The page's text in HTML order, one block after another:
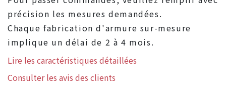
précision les mesures demandées.
Chaque fabrication d'armure sur-mesure
implique un délai de 2 à 4 mois.
Lire les caractéristiques détaillées
Consulter les avis des clients